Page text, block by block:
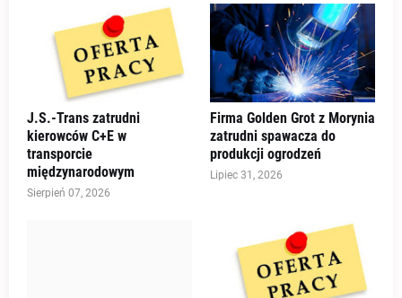
J.S.-Trans zatrudni
kierowców C+E w
transporcie
międzynarodowym
Sierpień 07, 2026
Firma Golden Grot z Morynia
zatrudni spawacza do
produkcji ogrodzeń
Lipiec 31, 2026